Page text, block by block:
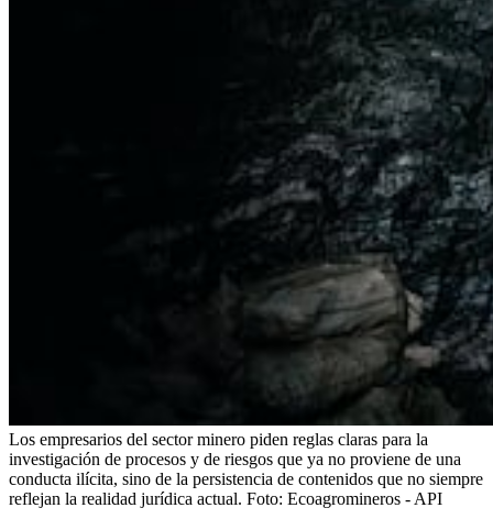
Los empresarios del sector minero piden reglas claras para la
investigación de procesos y de riesgos que ya no proviene de una
conducta ilícita, sino de la persistencia de contenidos que no siempre
reflejan la realidad jurídica actual. Foto: Ecoagromineros - API